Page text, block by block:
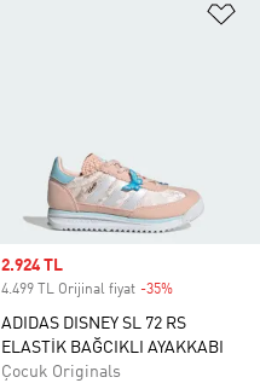
Sale price
2.924 TL
4.499 TL Orijinal fiyat -35%
ADIDAS DISNEY SL 72 RS
ELASTİK BAĞCIKLI AYAKKABI
Çocuk Originals